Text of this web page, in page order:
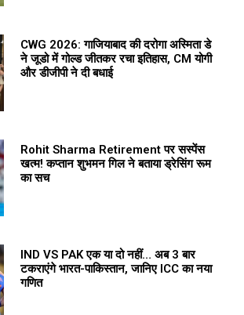
CWG 2026: गाजियाबाद की दरोगा अस्मिता डे
ने जूडो में गोल्ड जीतकर रचा इतिहास, CM योगी
और डीजीपी ने दी बधाई
Rohit Sharma Retirement पर सस्पेंस
खत्म! कप्तान शुभमन गिल ने बताया ड्रेसिंग रूम
का सच
IND VS PAK एक या दो नहीं… अब 3 बार
टकराएंगे भारत-पाकिस्तान, जानिए ICC का नया
गणित